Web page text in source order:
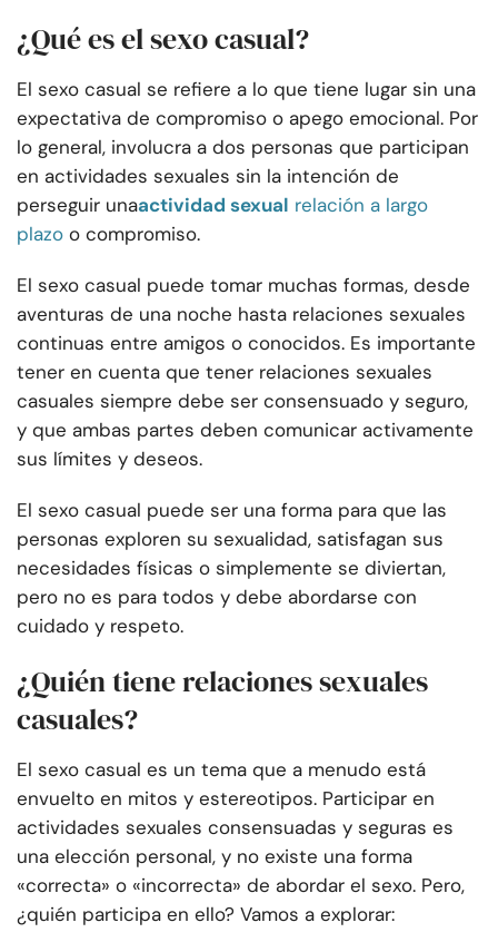
¿Qué es el sexo casual?
El sexo casual se refiere a lo que tiene lugar sin una
expectativa de compromiso o apego emocional. Por
lo general, involucra a dos personas que participan
en actividades sexuales sin la intención de
perseguir unaactividad sexual relación a largo
plazo o compromiso.
El sexo casual puede tomar muchas formas, desde
aventuras de una noche hasta relaciones sexuales
continuas entre amigos o conocidos. Es importante
tener en cuenta que tener relaciones sexuales
casuales siempre debe ser consensuado y seguro,
y que ambas partes deben comunicar activamente
sus límites y deseos.
El sexo casual puede ser una forma para que las
personas exploren su sexualidad, satisfagan sus
necesidades físicas o simplemente se diviertan,
pero no es para todos y debe abordarse con
cuidado y respeto.
¿Quién tiene relaciones sexuales
casuales?
El sexo casual es un tema que a menudo está
envuelto en mitos y estereotipos. Participar en
actividades sexuales consensuadas y seguras es
una elección personal, y no existe una forma
«correcta» o «incorrecta» de abordar el sexo. Pero,
¿quién participa en ello? Vamos a explorar: